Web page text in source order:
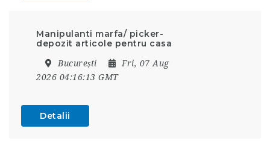
Manipulanti marfa/ picker-
depozit articole pentru casa
București
Fri, 07 Aug
2026 04:16:13 GMT
Detalii